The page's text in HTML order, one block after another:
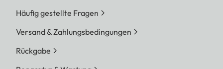
Häufig gestellte Fragen
Versand & Zahlungsbedingungen
Rückgabe